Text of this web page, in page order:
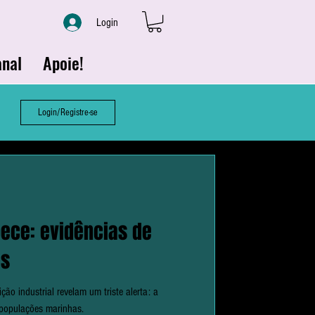
Login
Apoie!
Login/Registre-se
evidências de
industrial revelam um triste alerta: a
marinhas.